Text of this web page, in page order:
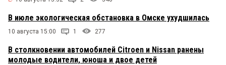
В июле экологическая обстановка в Омске ухудшилась
10 августа 15:00 1 277
В столкновении автомобилей Citroen и Nissan ранены
молодые водители, юноша и двое детей